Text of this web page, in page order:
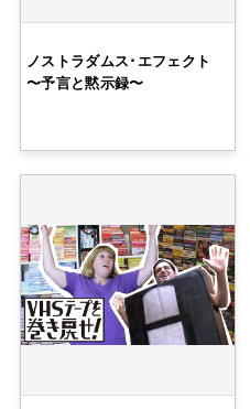
ノストラダムス･エフェクト
〜予言と黙示録〜